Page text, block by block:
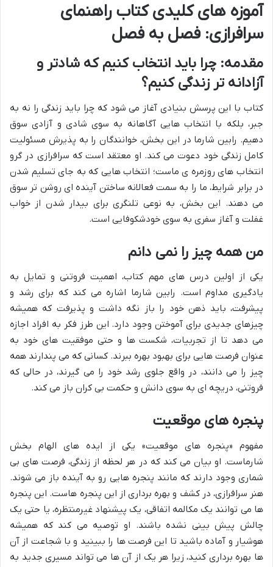
آموزه های کلیدی کتاب راهنمای
سرافرازی: فصل به فصل
مقدمه: چرا باید انتخاب کنیم که شادتر و
آزادانه تر زندگی کنیم؟
کتاب با این پرسش بنیادی آغاز می شود که چرا باید زندگی را نه به
جبر، بلکه با انتخاب هایی آگاهانه به سوی شادی و آزادی سوق
دهیم. رابین شارما در این بخش، خوانندگان را به پذیرش مسئولیت
کامل زندگی خود دعوت می کند. او معتقد است که سرافرازی در گرو
انتخاب های روزمره ی ماست؛ انتخاب هایی که به جای تسلیم شدن
در برابر شرایط، ما را به سمت فعالانه ساختن آینده ای روشن تر سوق
می دهند. این بخش، به نوعی تلنگری برای بیدار شدن از خواب
غفلت و آغاز سفری به سوی خودشکوفایی است.
من همه چیز را نمی دانم
یکی از اولین درس های مهم کتاب، اهمیت فروتنی و تمایل به
یادگیری مداوم است. رابین شارما اشاره می کند که برای رشد و
پیشرفت، باید ذهن خود را باز نگه داشت و پذیرفت که همیشه
چیزهای جدیدی برای آموختن وجود دارد. این طرز فکر به افراد اجازه
می دهد تا از تجربیات، شکست ها و حتی موفقیت های خود به
عنوان فرصت هایی برای بهبود بهره ببرند. کسانی که می پندارند همه
چیز را می دانند، در واقع جلوی رشد خود را می گیرند، در حالی که
فروتنی، دریچه ای به سوی دانش و حکمت بی کران باز می کند.
پنجره های موقعیت
مفهوم «پنجره های موقعیت» یکی از ایده های الهام بخش
شارماست. او بیان می کند که در هر لحظه از زندگی، فرصت های بی
شماری وجود دارند که مانند پنجره هایی رو به آینده باز می شوند.
هنر سرافرازی، در کشف و بهره برداری از این پنجره هاست. این پنجره
ها می توانند یک مکالمه اتفاقی، یک پیشنهاد غیرمنتظره، یا حتی یک
چالش پیش بینی نشده باشند. او توصیه می کند که همیشه
هوشیار و آماده باشید تا این فرصت ها را ببینید و با شجاعت از آن
ها بهره برداری کنید، زیرا هر یک از آن ها می تواند مسیری جدید به